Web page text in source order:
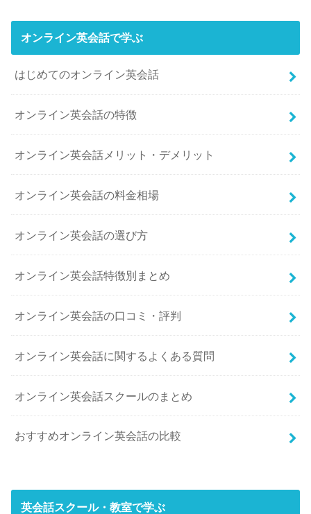
オンライン英会話で学ぶ
はじめてのオンライン英会話
オンライン英会話の特徴
オンライン英会話メリット・デメリット
オンライン英会話の料金相場
オンライン英会話の選び方
オンライン英会話特徴別まとめ
オンライン英会話の口コミ・評判
オンライン英会話に関するよくある質問
オンライン英会話スクールのまとめ
おすすめオンライン英会話の比較
英会話スクール・教室で学ぶ